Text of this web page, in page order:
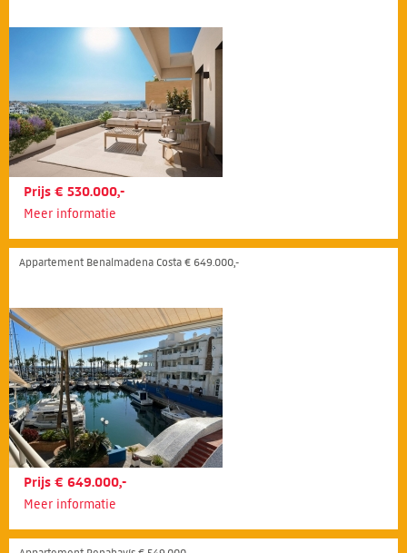
Prijs € 530.000,-
Meer informatie
Appartement Benalmadena Costa € 649.000,-
Prijs € 649.000,-
Meer informatie